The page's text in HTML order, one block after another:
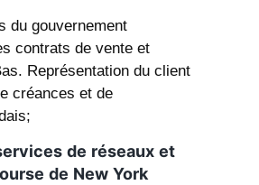
du gouvernement
contrats de vente et
Représentation du client
créances et de
de réseaux et
de New York